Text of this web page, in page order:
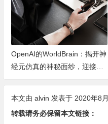
OpenAI的WorldBrain：揭开神
经元仿真的神秘面纱，迎接机
器深度思考的新纪元
本文由 alvin 发表于 2020年8
转载请务必保留本文链接：